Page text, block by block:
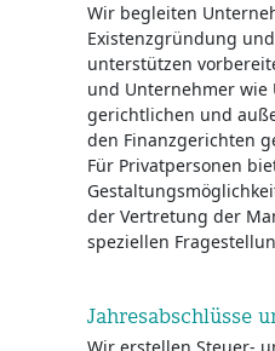
Wir begleiten
Existenzgründung
unterstützen
und Unternehmer wie
gerichtlichen und
den Finanzgerichten
Für Privatpersonen
der Vertretung der
speziellen
Jahresabschlüsse